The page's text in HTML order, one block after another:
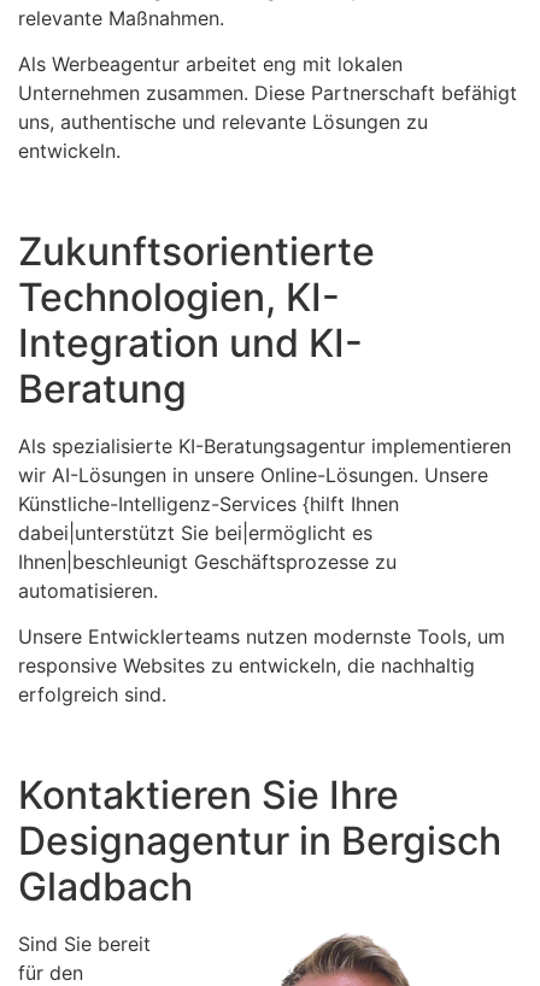
relevante Maßnahmen.
Als Werbeagentur arbeitet eng mit lokalen
Unternehmen zusammen. Diese Partnerschaft befähigt
uns, authentische und relevante Lösungen zu
entwickeln.
Zukunftsorientierte
Technologien, KI-
Integration und KI-
Beratung
Als spezialisierte KI-Beratungsagentur implementieren
wir AI-Lösungen in unsere Online-Lösungen. Unsere
Künstliche-Intelligenz-Services {hilft Ihnen
dabei|unterstützt Sie bei|ermöglicht es
Ihnen|beschleunigt Geschäftsprozesse zu
automatisieren.
Unsere Entwicklerteams nutzen modernste Tools, um
responsive Websites zu entwickeln, die nachhaltig
erfolgreich sind.
Kontaktieren Sie Ihre
Designagentur in Bergisch
Gladbach
Sind Sie bereit
für den